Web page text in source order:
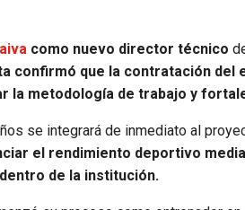
como nuevo director técnico
confirmó que la contratación
la metodología de trabajo y
se integrará de inmediato al
el rendimiento deportivo
de la institución.